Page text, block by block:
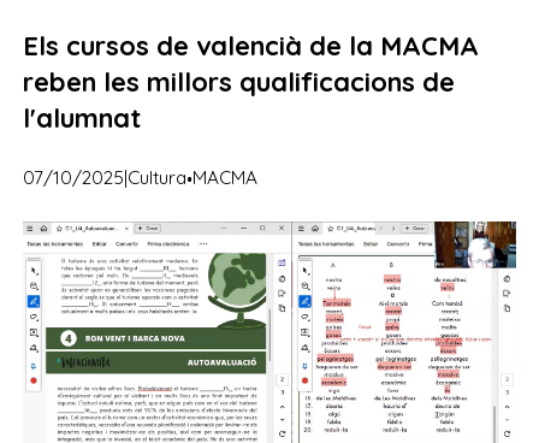
Els cursos de valencià de la MACMA
reben les millors qualificacions de
l'alumnat
07/10/2025|Cultura·MACMA